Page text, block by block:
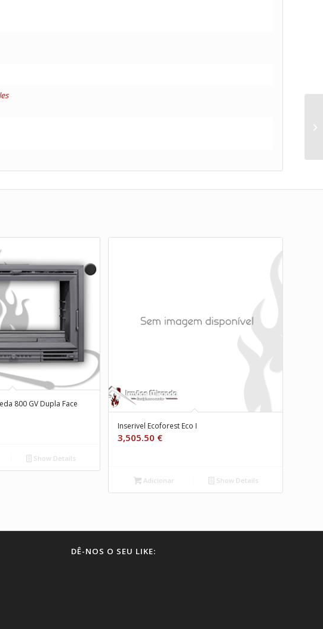
800 GV Dupla Face
Show Details
Inserivel Ecoforest Eco I
3,505.50 €
Adicionar Show Details
DÊ-NOS O SEU LIKE: